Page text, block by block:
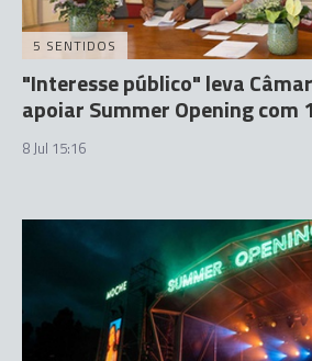
5 SENTIDOS
"Interesse público" leva
apoiar Summer Opening com
8 Jul 15:16